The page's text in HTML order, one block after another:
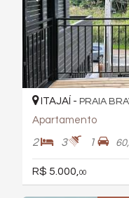
ITAJAÍ - PRAIA
Apartamento
2 3 1 60,
R$ 5.000, 00